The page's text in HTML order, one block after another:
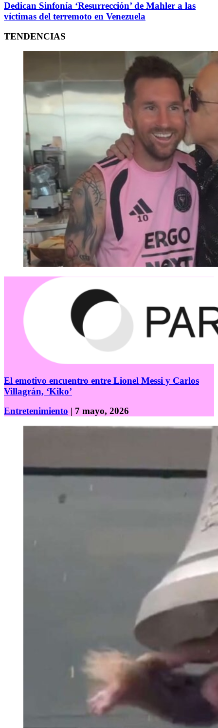
Dedican Sinfonía ‘Resurrección’ de Mahler a las
víctimas del terremoto en Venezuela
TENDENCIAS
El emotivo encuentro entre Lionel Messi y Carlos
Villagrán, ‘Kiko’
Entretenimiento | 7 mayo, 2026